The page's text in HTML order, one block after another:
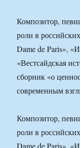
Композитор,
роли в
Dame de Paris»,
«Вестсайдская
сборник «о
современным
Композитор,
роли в